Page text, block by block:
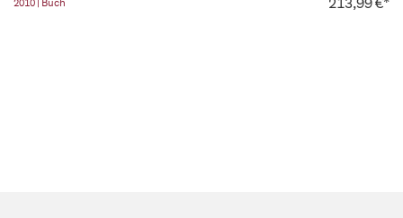
2010 | Buch